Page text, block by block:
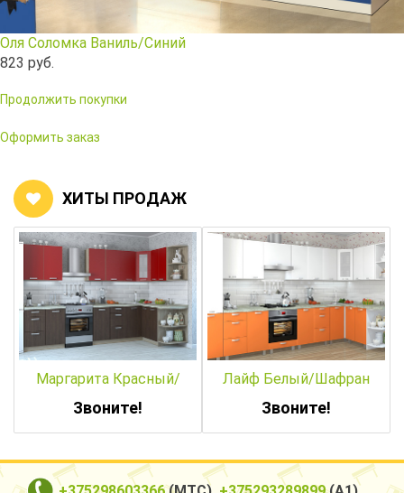
Контакты
Оля Соломка Ваниль/Синий
823 руб.
Продолжить покупки
Оформить заказ
ХИТЫ ПРОДАЖ
Маргарита Красный/
Звоните!
Лайф Белый/Шафран
Звоните!